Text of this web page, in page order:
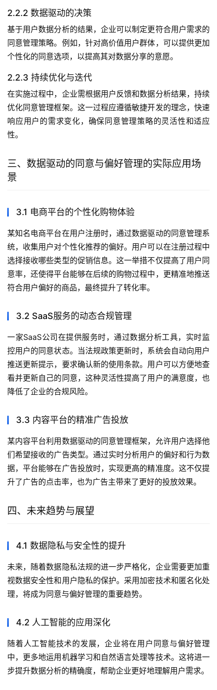
2.2.2 数据驱动的决策
基于用户数据分析的结果，企业可以制定更符合用户需求的
同意管理策略。例如，针对高价值用户群体，可以提供更加
个性化的同意选项，以提高其对数据分享的意愿。
2.2.3 持续优化与迭代
在实施过程中，企业需根据用户反馈和数据分析结果，持续
优化同意管理框架。这一过程应遵循敏捷开发的理念，快速
响应用户的需求变化，确保同意管理策略的灵活性和适应
性。
三、数据驱动的同意与偏好管理的实际应用场
景
3.1 电商平台的个性化购物体验
某知名电商平台在用户注册时，通过数据驱动的同意管理系
统，收集用户对个性化推荐的偏好。用户可以在注册过程中
选择接收哪些类型的促销信息。这一举措不仅提高了用户同
意率，还使得平台能够在后续的购物过程中，更精准地推送
符合用户偏好的商品，最终提升了转化率。
3.2 SaaS服务的动态合规管理
一家SaaS公司在提供服务时，通过数据分析工具，实时监
控用户的同意状态。当法规政策更新时，系统会自动向用户
推送更新提示，要求确认新的使用条款。用户可以方便地查
看并更新自己的同意，这种灵活性提高了用户的满意度，也
降低了企业的合规风险。
3.3 内容平台的精准广告投放
某内容平台利用数据驱动的同意管理框架，允许用户选择他
们希望接收的广告类型。通过实时分析用户的偏好和行为数
据，平台能够在广告投放时，实现更高的精准度。这不仅提
升了广告的点击率，也为广告主带来了更好的投放效果。
四、未来趋势与展望
4.1 数据隐私与安全性的提升
未来，随着数据隐私法规的进一步严格化，企业需要更加重
视数据安全性和用户隐私的保护。采用加密技术和匿名化处
理，将成为同意与偏好管理的重要趋势。
4.2 人工智能的应用深化
随着人工智能技术的发展，企业将在用户同意与偏好管理
中，更多地运用机器学习和自然语言处理等技术。这将进一
步提升数据分析的精确度，帮助企业更好地理解用户需求。